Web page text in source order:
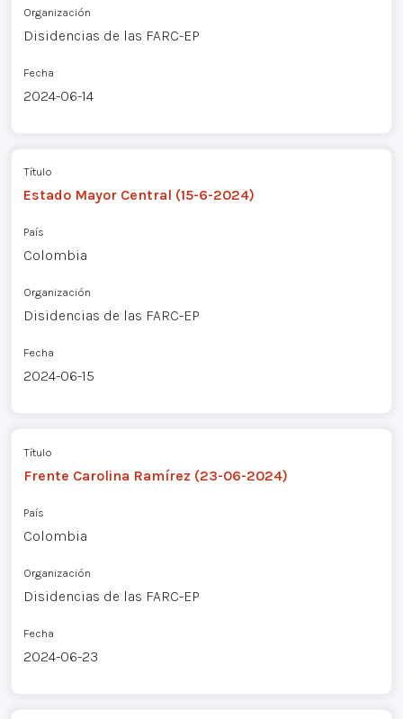
Organización
Disidencias de las FARC-EP
Fecha
2024-06-14
Título
Estado Mayor Central (15-6-2024)
País
Colombia
Organización
Disidencias de las FARC-EP
Fecha
2024-06-15
Título
Frente Carolina Ramírez (23-06-2024)
País
Colombia
Organización
Disidencias de las FARC-EP
Fecha
2024-06-23